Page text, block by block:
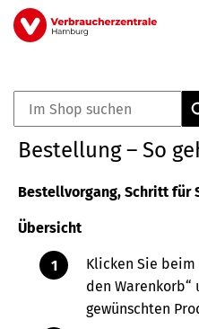
Direkt
zum
0
Bestellung – So
Bestellvorgang, Schritt für
Übersicht
Klicken Sie
den
gewünschten